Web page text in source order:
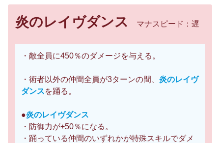
炎のレイヴダンス マナスピード：遅
・敵全員に450％のダメージを与える。
・術者以外の仲間全員が3ターンの間、 炎のレイヴ
ダンスを踊る。
●炎のレイヴダンス
・防御力が+50％になる。
・踊っている仲間のいずれかが特殊スキルでダメ